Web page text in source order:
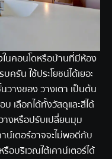
นคอนโดหรือบ้านที่มีห้อง
รัน ใช้ประโยชน์ได้เยอะ
วางของ วางเตา เป็นต้น
เลือกได้ทั้งวัสดุและสีได้
างหรือปรับเปลี่ยนมุม
น์เตอร์อาจจะไม่พอดีกับ
บริเวณใต้เคาน์เตอร์ได้